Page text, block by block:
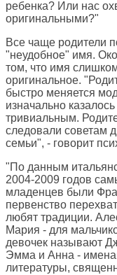
ребенка? Или нас
оригинальными?"
Все чаще родители
"неудобное" имя.
том, что имя
оригинальное.
быстро меняется
изначально
тривиальным.
следовали советам
семьи", - говорит
"По данным
2004-2009 годов
младенцев были
первенство
любят традиции.
Мария - для
девочек называют
Эмма и Анна -
литературы,